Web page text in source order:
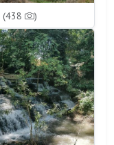
(438 )